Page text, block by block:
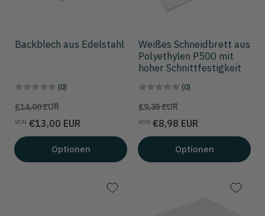
Backblech aus Edelstahl
(0)
Preis
€14,00 EUR
VON €13,00 EUR
Optionen
Weißes Schneidbrett aus
Polyethylen P500 mit
hoher Schnittfestigkeit
(0)
Preis
€9,35 EUR
VON €8,98 EUR
Optionen